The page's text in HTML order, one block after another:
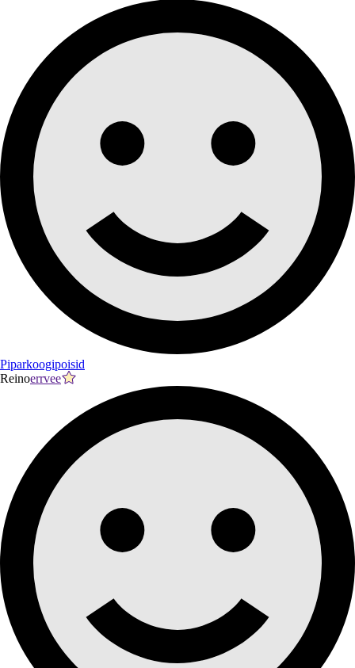
Piparkoogipoisid
Reinoerrvee